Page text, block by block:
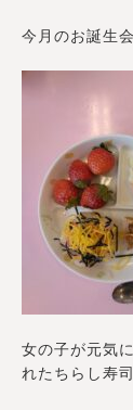
今月のお誕生
女の子が元気
れたちらし寿司